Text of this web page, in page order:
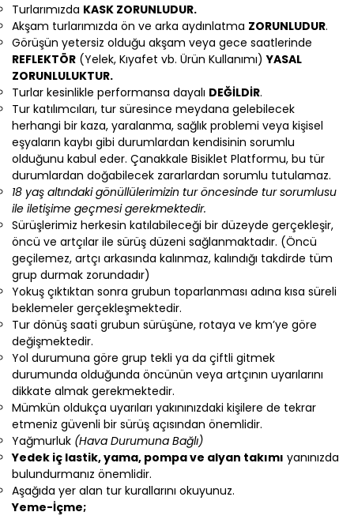
Turlarımızda KASK ZORUNLUDUR.
Akşam turlarımızda ön ve arka aydınlatma ZORUNLUDUR.
Görüşün yetersiz olduğu akşam veya gece saatlerinde
REFLEKTÖR (Yelek, Kıyafet vb. Ürün Kullanımı)YASAL
ZORUNLULUKTUR.
Turlar kesinlikle performansa dayalı DEĞİLDİR.
Tur katılımcıları, tur süresince meydana gelebilecek
herhangi bir kaza, yaralanma, sağlık problemi veya kişisel
eşyaların kaybı gibi durumlardan kendisinin sorumlu
olduğunu kabul eder. Çanakkale Bisiklet Platformu, bu tür
durumlardan doğabilecek zararlardan sorumlu tutulamaz.
18 yaş altındaki gönüllülerimizin tur öncesinde tur sorumlusu
ile iletişime geçmesi gerekmektedir.
Sürüşlerimiz herkesin katılabileceği bir düzeyde gerçekleşir,
öncü ve artçılar ile sürüş düzeni sağlanmaktadır. (Öncü
geçilemez, artçı arkasında kalınmaz, kalındığı takdirde tüm
grup durmak zorundadır)
Yokuş çıktıktan sonra grubun toparlanması adına kısa süreli
beklemeler gerçekleşmektedir.
Tur dönüş saati grubun sürüşüne, rotaya ve km’ye göre
değişmektedir.
Yol durumuna göre grup tekli ya da çiftli gitmek
durumunda olduğunda öncünün veya artçının uyarılarını
dikkate almak gerekmektedir.
Mümkün oldukça uyarıları yakınınızdaki kişilere de tekrar
etmeniz güvenli bir sürüş açısından önemlidir.
Yağmurluk (Hava Durumuna Bağlı)
Yedek iç lastik, yama, pompa ve alyan takımı yanınızda
bulundurmanız önemlidir.
Aşağıda yer alan tur kurallarını okuyunuz.
Yeme-İçme;